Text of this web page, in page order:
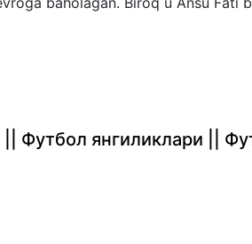
Футбол янгиликлари ||